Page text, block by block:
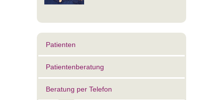
Patienten
Patientenberatung
Beratung per Telefon